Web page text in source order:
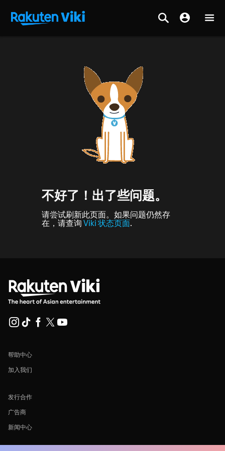
不好了！出了些问题。
请尝试刷新此页面。如果问题仍然存
在，请查询 Viki 状态页面.
帮助中心
加入我们
发行合作
广告商
新闻中心